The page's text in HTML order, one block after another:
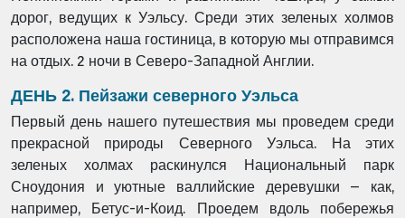
дорог, ведущих к Уэльсу. Среди этих зеленых холмов
расположена наша гостиница, в которую мы отправимся
на отдых. 2 ночи в Северо-Западной Англии.
ДЕНЬ 2. Пейзажи северного Уэльса
Первый день нашего путешествия мы проведем среди
прекрасной природы Северного Уэльса. На этих
зеленых холмах раскинулся Национальный парк
Сноудония и уютные валлийские деревушки – как,
например, Бетус-и-Коид. Проедем вдоль побережья